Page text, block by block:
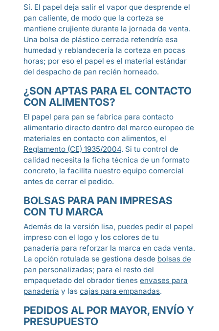
Sí. El papel deja salir el vapor que desprende el
pan caliente, de modo que la corteza se
mantiene crujiente durante la jornada de venta.
Una bolsa de plástico cerrada retendría esa
humedad y reblandecería la corteza en pocas
horas; por eso el papel es el material estándar
del despacho de pan recién horneado.
¿SON APTAS PARA EL CONTACTO
CON ALIMENTOS?
El papel para pan se fabrica para contacto
alimentario directo dentro del marco europeo de
materiales en contacto con alimentos, el
Reglamento (CE) 1935/2004. Si tu control de
calidad necesita la ficha técnica de un formato
concreto, la facilita nuestro equipo comercial
antes de cerrar el pedido.
BOLSAS PARA PAN IMPRESAS
CON TU MARCA
Además de la versión lisa, puedes pedir el papel
impreso con el logo y los colores de tu
panadería para reforzar la marca en cada venta.
La opción rotulada se gestiona desde bolsas de
pan personalizadas; para el resto del
empaquetado del obrador tienes envases para
panadería y las cajas para empanadas.
PEDIDOS AL POR MAYOR, ENVÍO Y
PRESUPUESTO